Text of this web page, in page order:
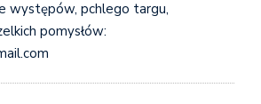
występów, pchlego targu,
pomysłów: